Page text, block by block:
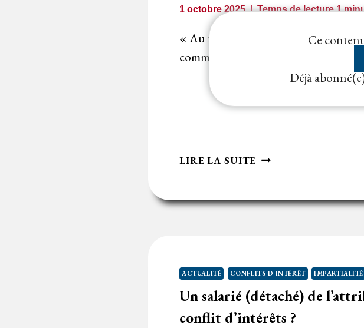
:
1 octobre 2025 Temps de lecture1
« Au nombre des principes
comme à toute autorité
Ce
Déjà
LIRE LA SUITE LE
DE
:
CONFLIT
D’INTÉRÊT
?
ACTUALITÉ CONFLITS D'INTÉRÊT IMPARTIALITÉ
Un salarié (détaché) de
conflit d’intérêts ?